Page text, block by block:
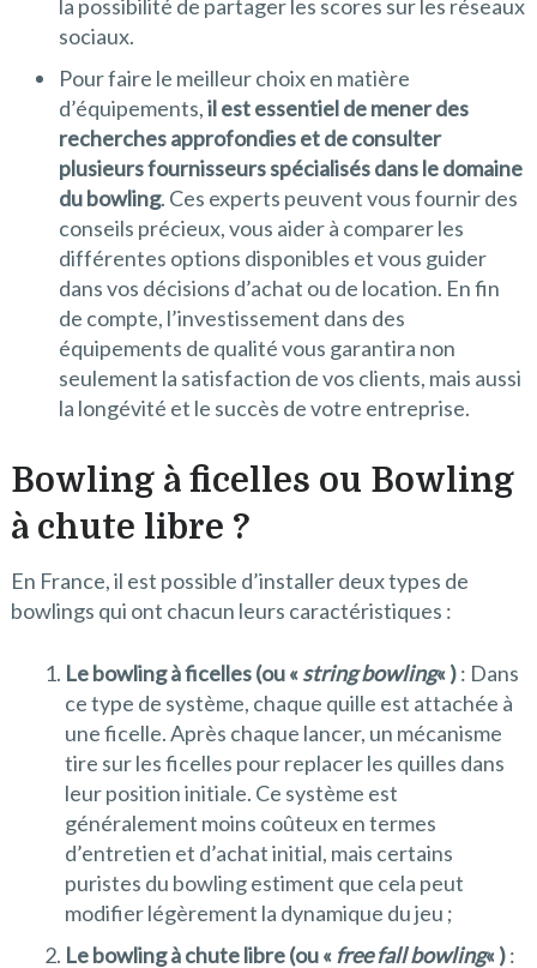
la possibilité de partager les scores sur les réseaux
sociaux.
Pour faire le meilleur choix en matière
d’équipements,il est essentiel de mener des
recherches approfondies et de consulter
plusieurs fournisseurs spécialisés dans le domaine
du bowling. Ces experts peuvent vous fournir des
conseils précieux, vous aider à comparer les
différentes options disponibles et vous guider
dans vos décisions d’achat ou de location. En fin
de compte, l’investissement dans des
équipements de qualité vous garantira non
seulement la satisfaction de vos clients, mais aussi
la longévité et le succès de votre entreprise.
Bowling à ficelles ou Bowling
à chute libre ?
En France, il est possible d’installer deux types de
bowlings qui ont chacun leurs caractéristiques :
Le bowling à ficelles (ou «string bowling« ): Dans
ce type de système, chaque quille est attachée à
une ficelle. Après chaque lancer, un mécanisme
tire sur les ficelles pour replacer les quilles dans
leur position initiale. Ce système est
généralement moins coûteux en termes
d’entretien et d’achat initial, mais certains
puristes du bowling estiment que cela peut
modifier légèrement la dynamique du jeu ;
Le bowling à chute libre (ou « free fall bowling« ):